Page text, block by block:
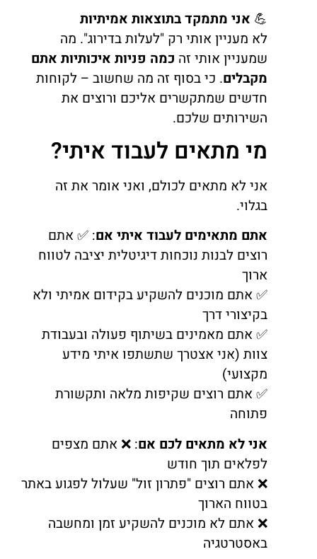
💪 אני מתמקד בתוצאות אמיתיות
לא מעניין אותי רק "לעלות בדירוג". מה
שמעניין אותי זה כמה פניות איכותיות אתם
מקבלים. כי בסוף זה מה שחשוב – לקוחות
חדשים שמתקשרים אליכם ורוצים את
השירותים שלכם.
מי מתאים לעבוד איתי?
אני לא מתאים לכולם, ואני אומר את זה
בגלוי.
אתם מתאימים לעבוד איתי אם: ✅ אתם
רוצים לבנות נוכחות דיגיטלית יציבה לטווח
ארוך
✅ אתם מוכנים להשקיע בקידום אמיתי ולא
בקיצורי דרך
✅ אתם מאמינים בשיתוף פעולה ובעבודת
צוות (אני אצטרך שתשתפו איתי מידע
מקצועי)
✅ אתם רוצים שקיפות מלאה ותקשורת
פתוחה
אני לא מתאים לכם אם: ❌ אתם מצפים
לפלאים תוך חודש
❌ אתם רוצים "פתרון זול" שעלול לפגוע באתר
בטווח הארוך
❌ אתם לא מוכנים להשקיע זמן ומחשבה
באסטרטגיה